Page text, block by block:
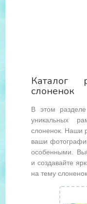
Каталог
слоненок
В этом
уникальных
слоненок. Наши
ваши
особенными.
и создавайте
на тему